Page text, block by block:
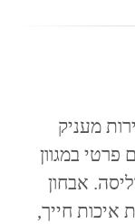
מעניק
פרטי במגוון
אבחון
איכות חייך,